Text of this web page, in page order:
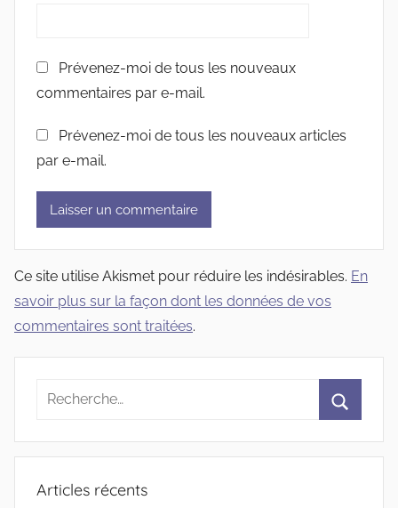
Prévenez-moi de tous les nouveaux
commentaires par e-mail.
Prévenez-moi de tous les nouveaux articles
par e-mail.
Ce site utilise Akismet pour réduire les indésirables. En
savoir plus sur la façon dont les données de vos
commentaires sont traitées.
Recherche
:
Articles récents